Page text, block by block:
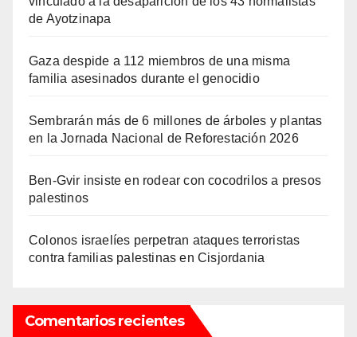
de Ayotzinapa
Gaza despide a 112 miembros de una misma
familia asesinados durante el genocidio
Sembrarán más de 6 millones de árboles y plantas
en la Jornada Nacional de Reforestación 2026
Ben-Gvir insiste en rodear con cocodrilos a presos
palestinos
Colonos israelíes perpetran ataques terroristas
contra familias palestinas en Cisjordania
Comentarios recientes